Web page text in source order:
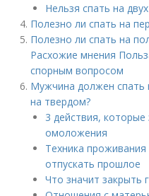
Нельзя спать на
Полезно ли спать на
Полезно ли спать на
Расхожие мнения
спорным вопросом
Мужчина должен спать
на твердом?
3 действия,
омоложения
Техника
отпускать прошлое
Что значит закрыть